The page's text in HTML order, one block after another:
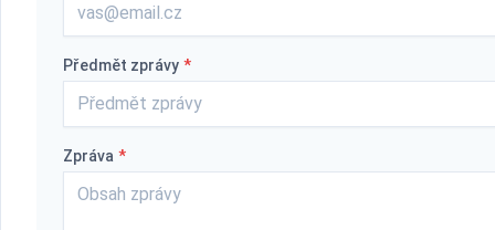
Předmět zprávy *
Zpráva *